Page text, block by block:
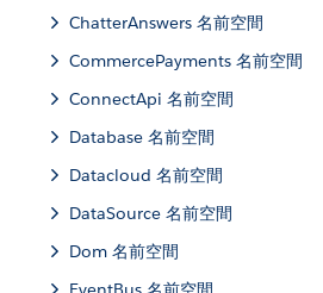
ChatterAnswers 名前空間
CommercePayments 名前空間
ConnectApi 名前空間
Database 名前空間
Datacloud 名前空間
DataSource 名前空間
Dom 名前空間